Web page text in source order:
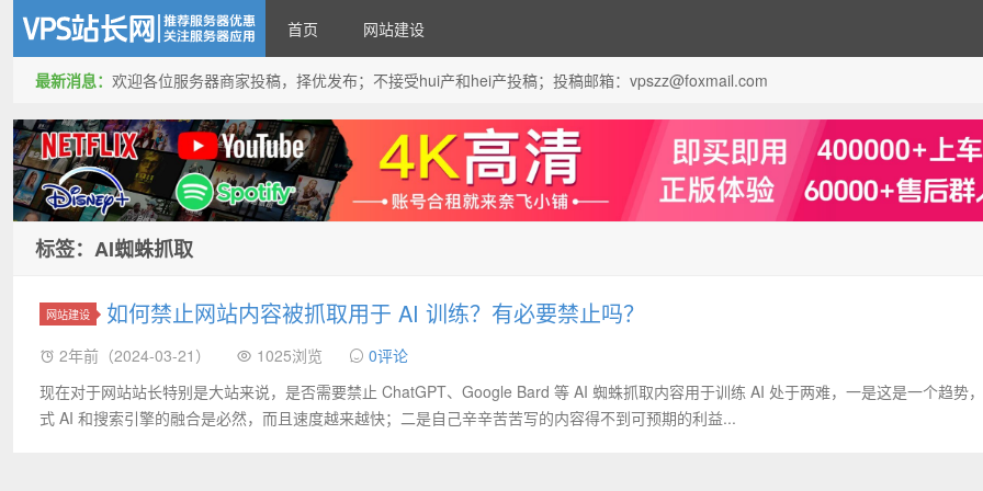
VPS站长网
首页 网站建设
最新消息： 欢迎各位服务器商家投稿，择优发布；不接受hui产和hei产投稿；投稿邮箱：vpszz@foxmail.com
标签：AI蜘蛛抓取
网站建设 如何禁止网站内容被抓取用于 AI 训练？有必要禁止吗？
2年前（2024-03-21） 1025浏览
0评论
现在对于网站站长特别是大站来说，是否需要禁止 ChatGPT、Google Bard 等 AI 蜘蛛抓取内容用于训练 AI 处于两难，一是这是一个趋势
式 AI 和搜索引擎的融合是必然，而且速度越来越快；二是自己辛辛苦苦写的内容得不到可预期的利益...